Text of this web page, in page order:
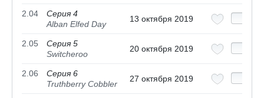
2.04
Серия 4
Alban Elfed Day
13 октября 2019
2.05
Серия 5
Switcheroo
20 октября 2019
2.06
Серия 6
Truthberry Cobbler
27 октября 2019